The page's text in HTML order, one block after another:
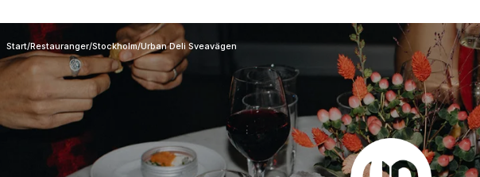
Start/Restauranger/Stockholm/Urban Deli Sveavägen